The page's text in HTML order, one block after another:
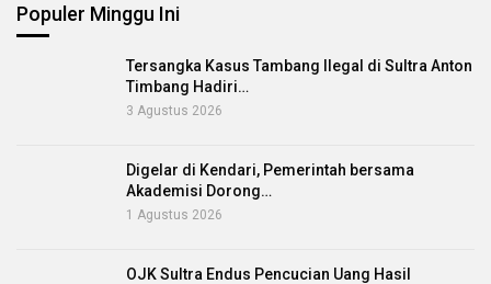
Populer Minggu Ini
Tersangka Kasus Tambang Ilegal di Sultra Anton
Timbang Hadiri…
3 Agustus 2026
Digelar di Kendari, Pemerintah bersama
Akademisi Dorong…
1 Agustus 2026
OJK Sultra Endus Pencucian Uang Hasil